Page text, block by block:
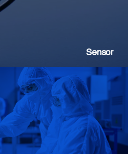
Sensor
Current, Strain
High extinction ratio
& Chemical sensing
& Foundry Services
Epi wafer growth
Chip processing
Packaging
& Subsystems